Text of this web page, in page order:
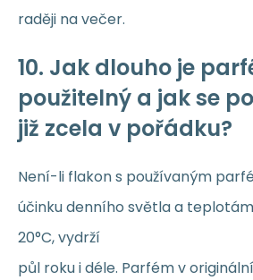
raději na večer.
10. Jak dlouho je
použitelný a jak se
již zcela v pořádku?
Není-li flakon s používaným
účinku denního světla a
20°C, vydrží
půl roku i déle. Parfém v